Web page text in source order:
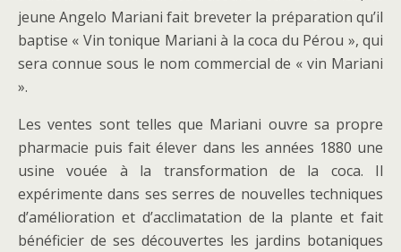
jeune Angelo Mariani fait breveter la préparation qu’il
baptise « Vin tonique Mariani à la coca du Pérou », qui
sera connue sous le nom commercial de « vin Mariani
».
Les ventes sont telles que Mariani ouvre sa propre
pharmacie puis fait élever dans les années 1880 une
usine vouée à la transformation de la coca. Il
expérimente dans ses serres de nouvelles techniques
d’amélioration et d’acclimatation de la plante et fait
bénéficier de ses découvertes les jardins botaniques